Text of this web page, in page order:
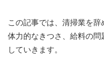
この記事では、清掃業を
体力的なきつさ、給料の
していきます。